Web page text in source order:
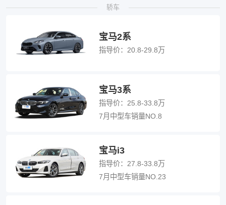
轿车
宝马2系
指导价： 20.8-29.8万
宝马3系
指导价： 25.8-33.8万
7月中型车销量NO.8
宝马i3
指导价： 27.8-33.8万
7月中型车销量NO.23